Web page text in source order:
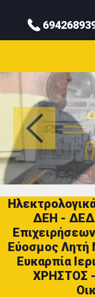
ΔΕΗ -
Εύοσμος Λητή
Ευκαρπία
ΧΡΗΣΤΟΣ